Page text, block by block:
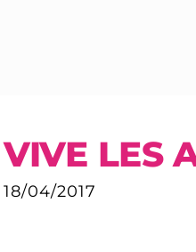
VIVE LES
18/04/2017